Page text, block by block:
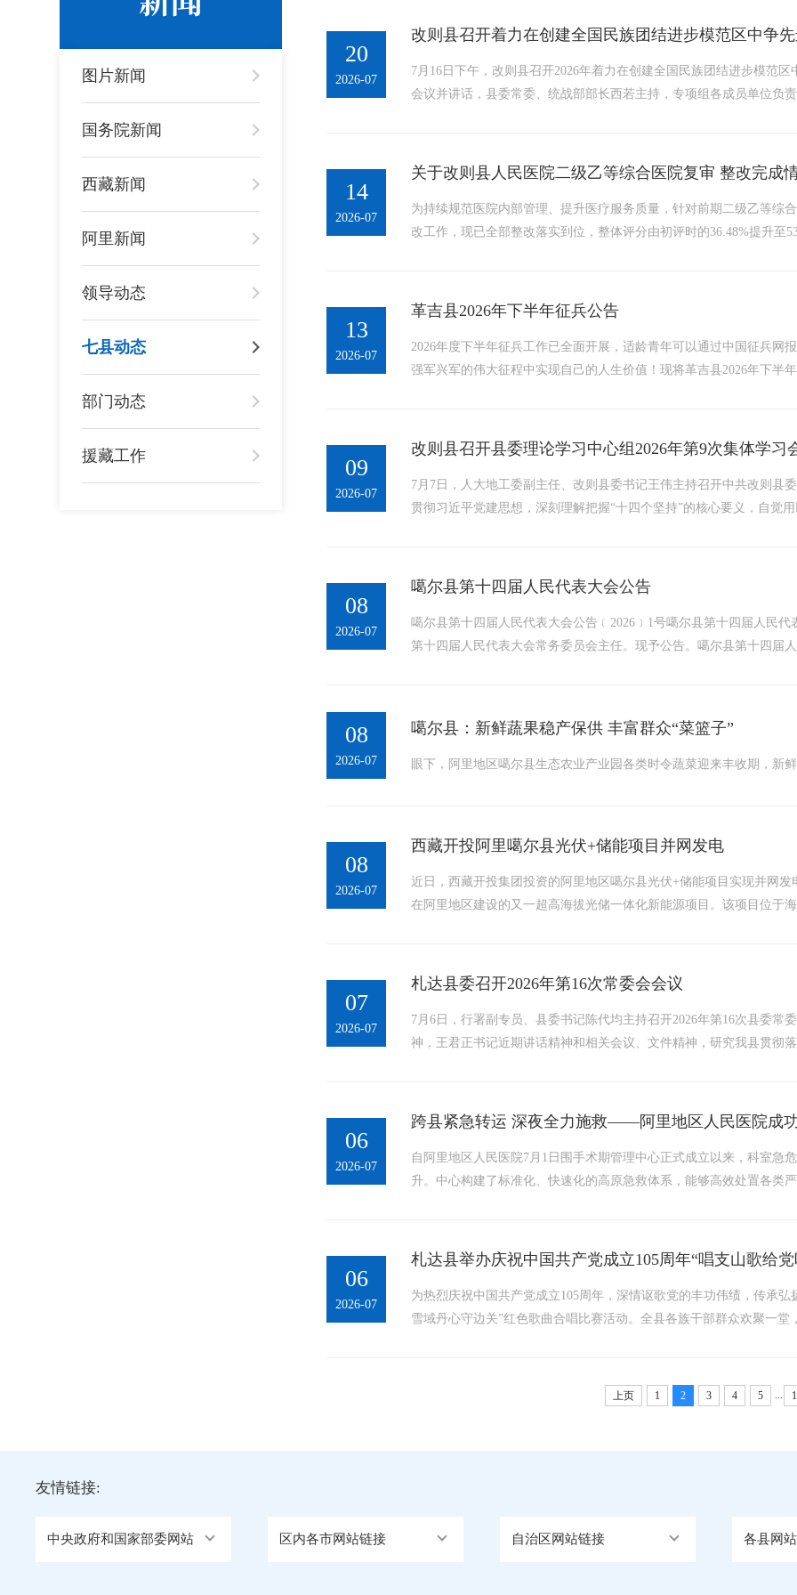
图片新闻
国务院新闻
西藏新闻
阿里新闻
领导动态
七县动态
部门动态
援藏工作
20
2026-07
改则县召开着力在创建全国民族团结进步模范区中争
7月16日下午，改则县召开2026年着力在创建全国民族团结进步模范
会议并讲话，县委常委、统战部部长西若主持，专项组各成员单位负
14
2026-07
关于改则县人民医院二级乙等综合医院复审 整改完成
为持续规范医院内部管理、提升医疗服务质量，针对前期二级乙等综
改工作，现已全部整改落实到位，整体评分由初评时的36.48%提升至
13
2026-07
革吉县2026年下半年征兵公告
2026年度下半年征兵工作已全面开展，适龄青年可以通过中国征兵网
强军兴军的伟大征程中实现自己的人生价值！现将革吉县2026年下半
09
2026-07
改则县召开县委理论学习中心组2026年第9次集体学习
7月7日，人大地工委副主任、改则县委书记王伟主持召开中共改则县
贯彻习近平党建思想，深刻理解把握“十四个坚持”的核心要义，自觉
08
2026-07
噶尔县第十四届人民代表大会公告
噶尔县第十四届人民代表大会公告﹝2026﹞1号噶尔县第十四届人民
第十四届人民代表大会常务委员会主任。现予公告。噶尔县第十四届
08
2026-07
噶尔县：新鲜蔬果稳产保供 丰富群众“菜篮子”
眼下，阿里地区噶尔县生态农业产业园各类时令蔬菜迎来丰收期，新
08
2026-07
西藏开投阿里噶尔县光伏+储能项目并网发电
近日，西藏开投集团投资的阿里地区噶尔县光伏+储能项目实现并网
在阿里地区建设的又一超高海拔光储一体化新能源项目。该项目位于
07
2026-07
札达县委召开2026年第16次常委会会议
7月6日，行署副专员、县委书记陈代均主持召开2026年第16次县委
神，王君正书记近期讲话精神和相关会议、文件精神，研究我县贯彻
06
2026-07
跨县紧急转运 深夜全力施救——阿里地区人民医院成
自阿里地区人民医院7月1日围手术期管理中心正式成立以来，科室急
升。中心构建了标准化、快速化的高原急救体系，能够高效处置各类
06
2026-07
札达县举办庆祝中国共产党成立105周年“唱支山歌给
为热烈庆祝中国共产党成立105周年，深情讴歌党的丰功伟绩，传承
雪域丹心守边关”红色歌曲合唱比赛活动。全县各族干部群众欢聚一
上页 1 2 3 4 5
友情链接:
中央政府和国家部委网站 区内各市网站链接 自治区网站链接 各县网